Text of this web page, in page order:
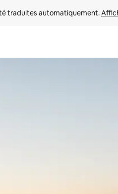
traduites automatiquement.